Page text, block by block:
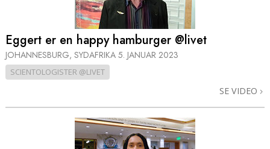
Eggert er en happy hamburger @livet
JOHANNESBURG, SYDAFRIKA 5. JANUAR 2023
SCIENTOLOGISTER @LIVET
SE VIDEO